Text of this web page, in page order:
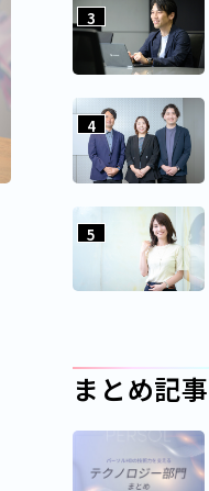
3
4
5
まとめ記事